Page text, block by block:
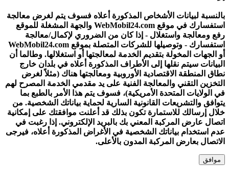
بالنسبة لبيانات الأشخاص المذكورة أعلاه فسوف يتم لغرض معالجة
استفسارك في موقع WebMobil24.com والجهة المشغلة للموقع
رفع ومعالجة واستغلال - إذا كان من الضروري لإكمال/معالجة
استفسارك - وتوصيلها للشركات المتصلة بموقع WebMobil24.com
أو الجهات المخولة بتقديم الخدمة لمعالجتها أو استغلالها. وطالما أن
البيانات سيتم نقلها إلى الأطراف المذكورة أعلاه في بلدان خارج
نطاق المنطقة الاقتصادية الأوروبية ومعالجتها هناك (مثلاً لغرض
التخزين التقني والمعالجة الفنية على يد مقدمي الخدمة المصرح لهم
في الولايات المتحدة الأمريكية)، فسوف يتم هذا الأمر بالطبع بما
يتوافق والتشريعات القانونية السارية لحماية بياناتك الشخصية. من
خلال إرسالك للاستمارة تكون بذلك قد أعلنت موافقتك على إمكانية
اتصال عارض المركبة المعني بك بالبريد الإلكتروني. إذا رغبت في
عدم استخدام بياناتك الشخصية في الأغراض المذكورة أعلاه، فيرجى
الاتصال بعارض المركبة المدون بالأعلى.
موافق